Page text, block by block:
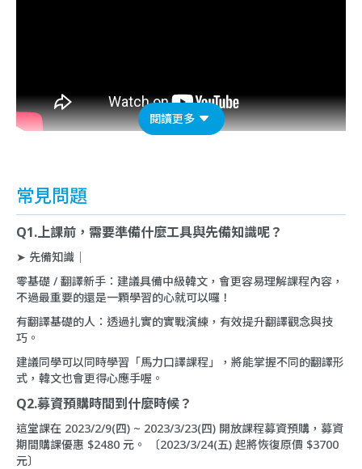
閱讀更多
常見問題
Q1.上課前，需要準備什麼工具與先備知識呢？
➤ 先備知識｜
零基礎 / 翻譯新手：建議具備中級韓文，會更容易理解課程內容，
不過最重要的還是一顆學習的心就可以囉！
有翻譯基礎的人：透過扎實的實戰演練，有效提升翻譯觀念與技
巧。
建議同學可以同時學習「馬力口譯課程 」，將能掌握不同的翻譯形
式，韓文也會更得心應手喔。
Q2.募資預購時間到什麼時候？
這堂課在 2023/2/9(四) ~ 2023/3/23(四) 開放課程募資預購，募資
期間購課優惠 $2480 元。 〔2023/3/24(五) 起將恢復原價 $3700
元〕